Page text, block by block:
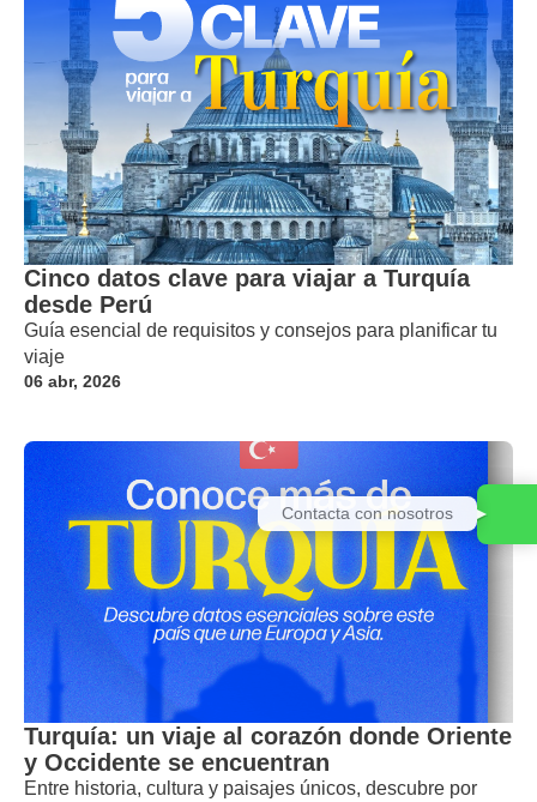
Cinco datos clave para viajar a Turquía
desde Perú
Guía esencial de requisitos y consejos para planificar tu
viaje
06 abr, 2026
Turquía: un viaje al corazón donde Oriente
y Occidente se encuentran
Entre historia, cultura y paisajes únicos, descubre por